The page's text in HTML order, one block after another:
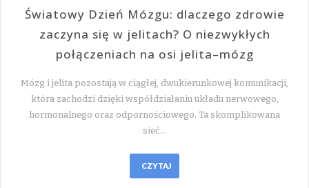
Światowy Dzień Mózgu: dlaczego zdrowie
zaczyna się w jelitach? O niezwykłych
połączeniach na osi jelita–mózg
Mózg i jelita pozostają w ciągłej, dwukierunkowej komunikacji,
która zachodzi dzięki współdziałaniu układu nerwowego,
hormonalnego oraz odpornościowego. Ta skomplikowana
sieć…
CZYTAJ